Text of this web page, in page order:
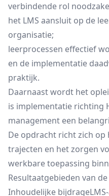
verbindende rol
het LMS aansluit op de
organisatie;
leerprocessen effectief
en de implementatie
praktijk.
Daarnaast wordt het
is implementatie richting
management een
De opdracht richt zich op
trajecten en het zorgen
werkbare toepassing
Resultaatgebieden van
Inhoudelijke